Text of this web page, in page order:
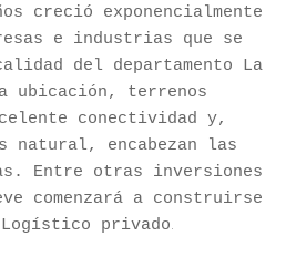
creció exponencialmente
e industrias que se
del departamento La
ubicación, terrenos
conectividad y,
natural, encabezan las
Entre otras inversiones
comenzará a construirse
Logístico privado.